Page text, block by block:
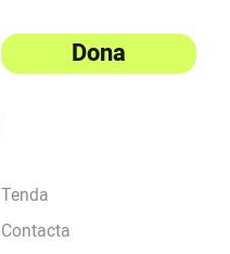
Dona
Tenda
Contacta